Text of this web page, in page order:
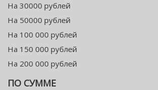
На 30000 рублей
На 50000 рублей
На 100 000 рублей
На 150 000 рублей
На 200 000 рублей
ПО СУММЕ